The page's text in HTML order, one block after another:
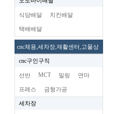
식당배달 치킨배달
택배배달
cnc체용,세차장,재활센터,고물상
cnc구인구직
선반 MCT 밀링 연마
프레스 금형가공
세차장